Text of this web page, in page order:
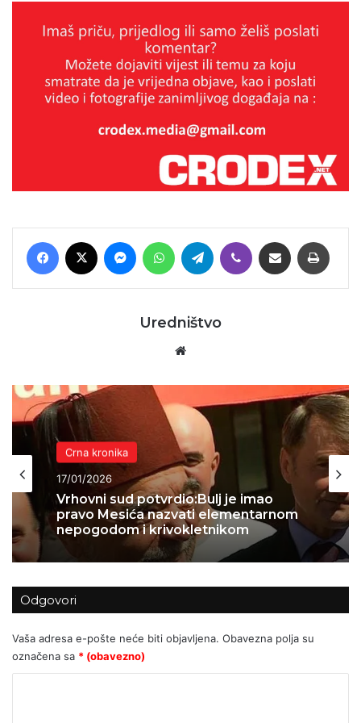
Facebook MessengerWhatsAppTelegram Viber Podijeli putem E-maila
Uredništvo
Crna kronika
17/01/2026
Vrhovni sud potvrdio:Bulj je imao
pravo Mesića nazvati elementarnom
nepogodom i krivokletnikom
Odgovori
Vaša adresa e-pošte neće biti objavljena. Obavezna polja su
označena sa * (obavezno)